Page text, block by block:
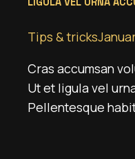
Tips & tricks
Cras accumsan
Ut et ligula vel
Pellentesque